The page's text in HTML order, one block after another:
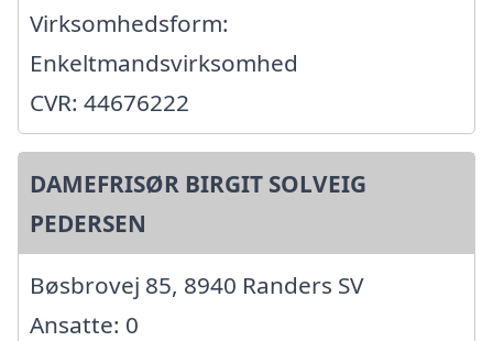
Virksomhedsform:
Enkeltmandsvirksomhed
CVR: 44676222
DAMEFRISØR BIRGIT SOLVEIG
PEDERSEN
Bøsbrovej 85, 8940 Randers SV
Ansatte: 0